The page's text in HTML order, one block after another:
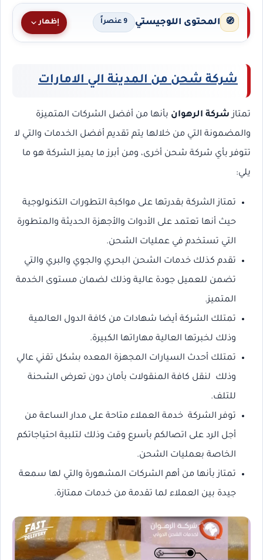
🧭 المحتوى اللوجيستي 9 عنصراً إظهار
شركة شحن من المدينة الي الامارات
تمتاز شركة الرهوان بأنها من أفضل الشركات المتميزة
والمضمونة التي من خلالها يتم تقديم أفضل الخدمات والتي لا
تتوفر بأي شركة شحن أخرى، ومن أبرز ما يميز الشركة هو ما
يلي:
تمتاز الشركة بقدرتها على مواكبة التطورات التكنولوجية
حيث أنها تعتمد على الأدوات والأجهزة الحديثة والمتطورة
التي تستخدم في عمليات الشحن.
تقدم كذلك خدمات الشحن البحري والجوي والبري والتي
تضمن للعميل جودة عالية وذلك لضمان مستوى الخدمة
المتميز.
تمتلك الشركة أيضا شهادات من كافة الدول العالمية
وذلك لخبرتها العالية مهاراتها الكبيرة.
تمتلك أحدث السيارات المجهزة المعده بشكل تقني عالي
وذلك لنقل كافة المنقولات بأمان دون تعرض الشحنة
للتلف.
توفر الشركة خدمة العملاء متاحة على مدار الساعة من
أجل الرد على اتصالكم بأسرع وقت وذلك لتلبية احتياجاتكم
الخاصة بعمليات الشحن.
تمتاز بأنها من أهم الشركات المشهورة والتي لها سمعة
جيدة بين العملاء لما تقدمة من خدمات ممتازة.